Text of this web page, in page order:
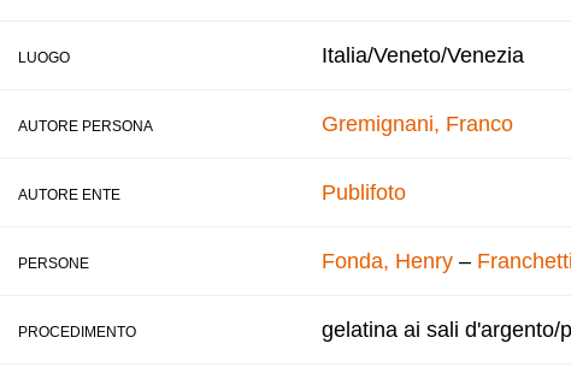
LUOGO Italia/Veneto/Venezia
AUTORE PERSONA Gremignani, Franco
AUTORE ENTE Publifoto
PERSONE Fonda, Henry –
PROCEDIMENTO gelatina ai sali d'argento/